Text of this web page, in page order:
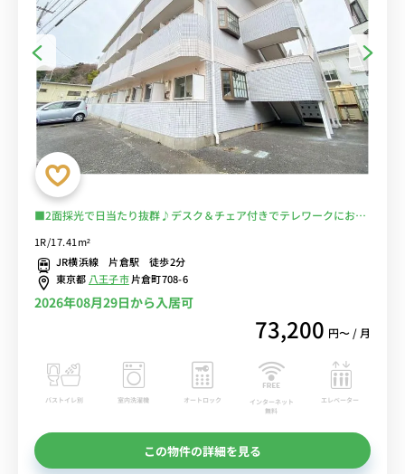
■2面採光で日当たり抜群♪デスク＆チェア付きでテレワークにおす
分/八王子や町田へ乗換なしでアクセス可能/近隣の片倉城跡公園で充
実の休日も■選べるWi-Fi格安レンタル中！
1R/17.41m²
JR横浜線 片倉駅 徒歩2分
東京都 八王子市片倉町708-6
2026年08月29日から入居可
73,200 円〜 / 月
バストイレ別 室内洗濯機 オートロック
インターネット
無料
エレベーター
この物件の詳細を見る